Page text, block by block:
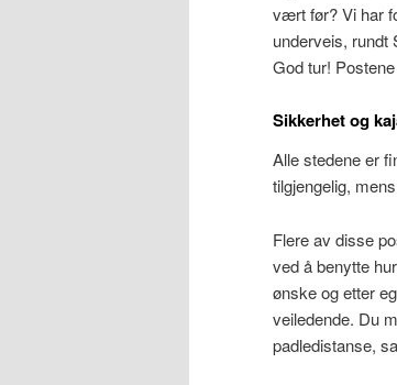
vært før? Vi har
underveis, rundt
God tur!
Sikkerhet og
Alle stedene er
tilgjengelig,
Flere av disse
ved å benytte
ønske og etter
veiledende. Du
padledistanse,